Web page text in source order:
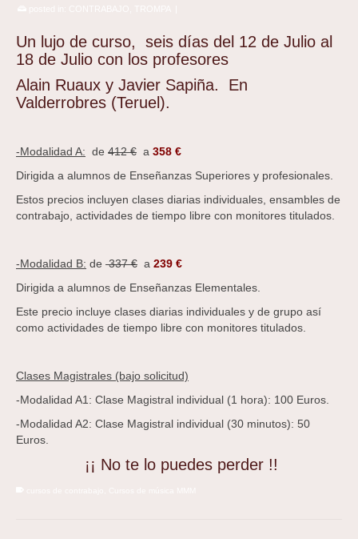
Un lujo de curso, seis días del 12 de Julio al
18 de Julio con los profesores
Alain Ruaux y Javier Sapiña. En
Valderrobres (Teruel).
-Modalidad A: de 412 € a 358 €
Dirigida a alumnos de Enseñanzas Superiores y profesionales.
Estos precios incluyen clases diarias individuales, ensambles de
contrabajo, actividades de tiempo libre con monitores titulados.
-Modalidad B: de 337 € a 239 €
Dirigida a alumnos de Enseñanzas Elementales.
Este precio incluye clases diarias individuales y de grupo así
como actividades de tiempo libre con monitores titulados.
Clases Magistrales (bajo solicitud)
-Modalidad A1: Clase Magistral individual (1 hora): 100 Euros.
-Modalidad A2: Clase Magistral individual (30 minutos): 50
Euros.
¡¡ No te lo puedes perder !!